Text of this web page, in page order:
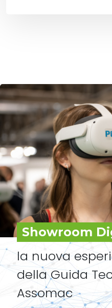
Showroom
la nuova
della Guida
Assomac